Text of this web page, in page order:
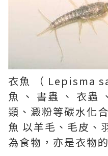
衣魚 （ Lepisma
魚 、 書蟲 、 衣蟲
類、澱粉等碳水化
魚 以羊毛、毛皮、
為食物，亦是衣物